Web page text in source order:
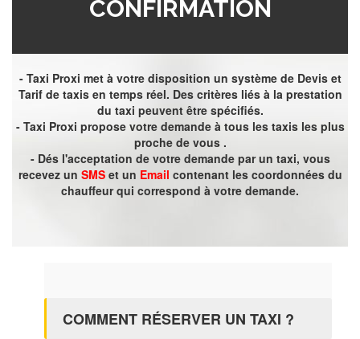
CONFIRMATION
- Taxi Proxi met à votre disposition un système de Devis et
Tarif de taxis en temps réel. Des critères liés à la prestation
du taxi peuvent être spécifiés.
- Taxi Proxi propose votre demande à tous les taxis les plus
proche de vous .
- Dés l'acceptation de votre demande par un taxi, vous
recevez un SMSet un Email contenant les coordonnées du
chauffeur qui correspond à votre demande.
COMMENT RÉSERVER UN TAXI ?